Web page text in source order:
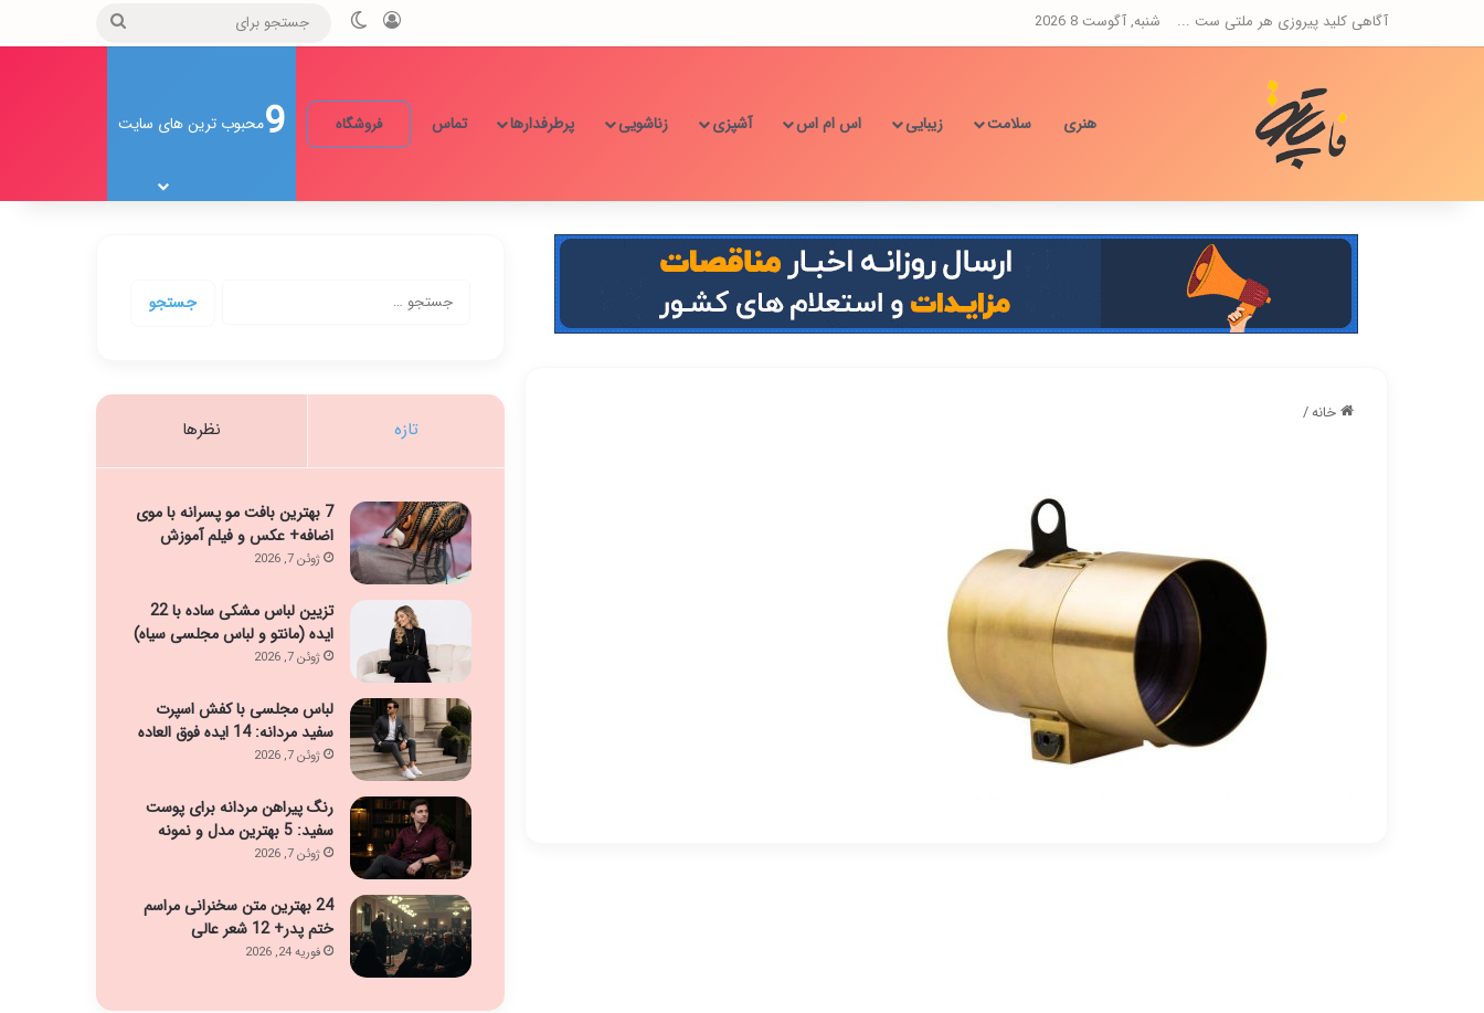
آگاهی کلید پیروزی هر ملتی ست ... شنبه, آگوست 8 2026 ورود تغییر پوسته
جستجو
هنری سلامت زیبایی اس ام اس آشپزی زناشویی پرطرفدارها تماس فروشگاه 9محبوب ترین های سایت
خانه/
تازه نظرها
7 بهترین بافت مو پسرانه با موی
اضافه+ عکس و فیلم آموزش
ژوئن 7, 2026
تزیین لباس مشکی ساده با 22
ایده (مانتو و لباس مجلسی سیاه)
ژوئن 7, 2026
لباس مجلسی با کفش اسپرت
سفید مردانه: 14 ایده فوق العاده
ژوئن 7, 2026
رنگ پیراهن مردانه برای پوست
سفید: 5 بهترین مدل و نمونه
ژوئن 7, 2026
24 بهترین متن سخنرانی مراسم
ختم پدر+ 12 شعر عالی
فوریه 24, 2026